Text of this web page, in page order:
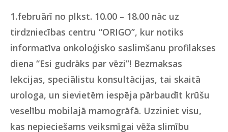
1.februārī no plkst. 10.00 – 18.00 nāc uz
tirdzniecības centru “ORIGO”, kur notiks
informatīva onkoloģisko saslimšanu profilakses
diena “Esi gudrāks par vēzi”! Bezmaksas
lekcijas, speciālistu konsultācijas, tai skaitā
urologa, un sievietēm iespēja pārbaudīt krūšu
veselību mobilajā mamogrāfā. Uzziniet visu,
kas nepieciešams veiksmīgai vēža slimību